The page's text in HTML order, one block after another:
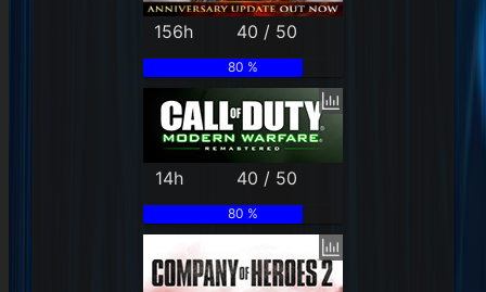
156h 40 / 50
80 %
14h 40 / 50
80 %